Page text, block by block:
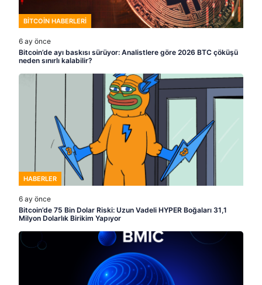
BITCOIN HABERLERI
6 ay önce
Bitcoin’de ayı baskısı sürüyor: Analistlere göre 2026 BTC çöküşü
neden sınırlı kalabilir?
HABERLER
6 ay önce
Bitcoin’de 75 Bin Dolar Riski: Uzun Vadeli HYPER Boğaları 31,1
Milyon Dolarlık Birikim Yapıyor